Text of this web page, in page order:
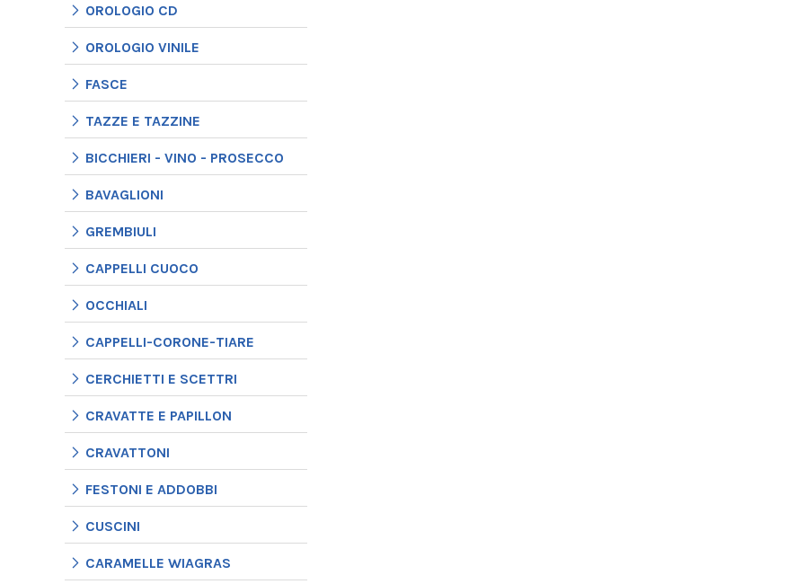
OROLOGIO CD
OROLOGIO VINILE
FASCE
TAZZE E TAZZINE
BICCHIERI - VINO - PROSECCO
BAVAGLIONI
GREMBIULI
CAPPELLI CUOCO
OCCHIALI
CAPPELLI-CORONE-TIARE
CERCHIETTI E SCETTRI
CRAVATTE E PAPILLON
CRAVATTONI
FESTONI E ADDOBBI
CUSCINI
CARAMELLE WIAGRAS